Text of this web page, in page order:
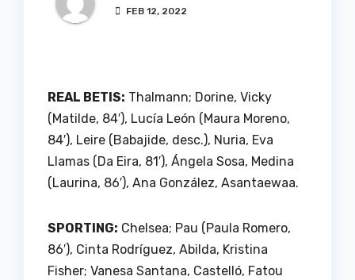
FEB 12, 2022
REAL BETIS: Thalmann; Dorine, Vicky
(Matilde, 84′), Lucía León (Maura Moreno,
84′), Leire (Babajide, desc.), Nuria, Eva
Llamas (Da Eira, 81′), Ángela Sosa, Medina
(Laurina, 86′), Ana González, Asantaewaa.
SPORTING: Chelsea; Pau (Paula Romero,
86′), Cinta Rodríguez, Abilda, Kristina
Fisher; Vanesa Santana, Castelló, Fatou